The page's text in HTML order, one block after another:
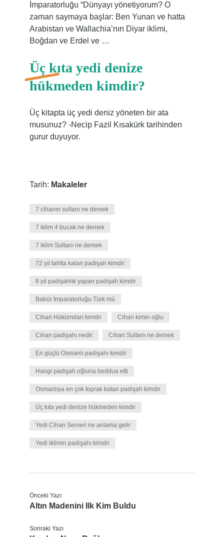
İmparatorluğu “Dünyayı yönetiyorum? O
zaman saymaya başlar: Ben Yunan ve hatta
Arabistan ve Wallachia’nın Diyar iklimi,
Boğdan ve Erdel ve …
Üç kıta yedi denize
hükmeden kimdir?
Üç kitapta üç yedi deniz yöneten bir ata
musunuz? -Necip Fazil Kısakürk tarihinden
gurur duyuyor.
Tarih: Makaleler
7 cihanın sultanı ne demek
7 iklim 4 bucak ne demek
7 iklim Sultanı ne demek
72 yıl tahtta kalan padişah kimdir
8 yıl padişahlık yapan padişah kimdir
Babür İmparatorluğu Türk mü
Cihan Hükümdarı kimdir Cihan kimin oğlu
Cihan padişahı nedir Cihan Sultanı ne demek
En güçlü Osmanlı padişahı kimdir
Hangi padişah oğluna beddua etti
Osmanlıya en çok toprak katan padişah kimdir
Üç kıta yedi denize hükmeden kimdir
Yedi Cihan Serveri ne anlama gelir
Yedi iklimin padişahı kimdir
Önceki Yazı
Altın Madenini Ilk Kim Buldu
Sonraki Yazı